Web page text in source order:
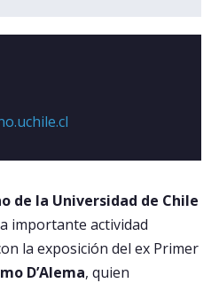
de la Universidad de Chile
importante actividad
la exposición del ex Primer
D’Alema, quien